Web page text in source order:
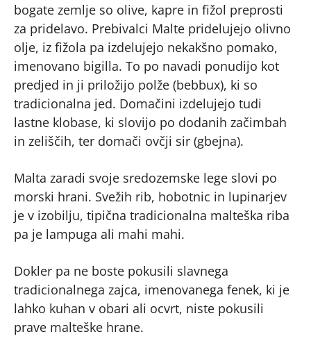
bogate zemlje so olive, kapre in fižol preprosti
za pridelavo. Prebivalci Malte pridelujejo olivno
olje, iz fižola pa izdelujejo nekakšno pomako,
imenovano bigilla. To po navadi ponudijo kot
predjed in ji priložijo polže (bebbux), ki so
tradicionalna jed. Domačini izdelujejo tudi
lastne klobase, ki slovijo po dodanih začimbah
in zeliščih, ter domači ovčji sir (gbejna).
Malta zaradi svoje sredozemske lege slovi po
morski hrani. Svežih rib, hobotnic in lupinarjev
je v izobilju, tipična tradicionalna malteška riba
pa je lampuga ali mahi mahi.
Dokler pa ne boste pokusili slavnega
tradicionalnega zajca, imenovanega fenek, ki je
lahko kuhan v obari ali ocvrt, niste pokusili
prave malteške hrane.